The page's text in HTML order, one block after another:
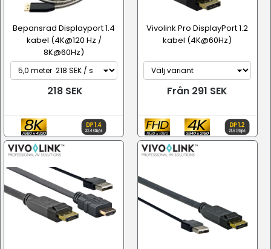
Bepansrad Displayport 1.4
kabel (4K@120 Hz /
8K@60Hz)
218 SEK
Vivolink Pro DisplayPort 1.2
kabel (4K@60Hz)
Från 291 SEK